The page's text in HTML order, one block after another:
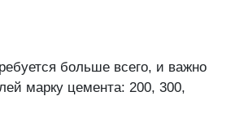
больше всего, и важно
марку цемента: 200, 300,